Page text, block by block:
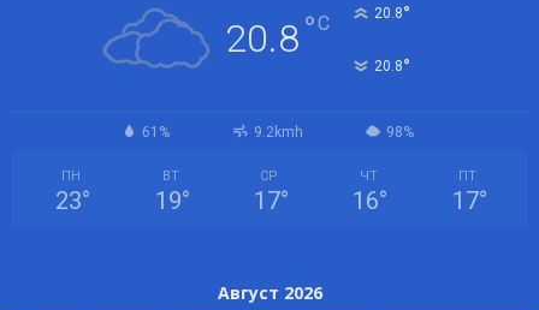
20.8°C 20.8°
20.8°
61% 9.2kmh 98%
ПН
23°
ВТ
19°
СР
17°
ЧТ
16°
ПТ
17°
Август 2026